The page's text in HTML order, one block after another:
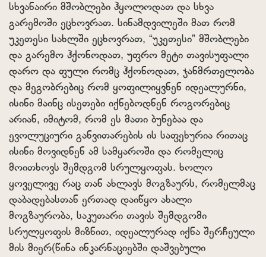
სხვანაირი მშობლები ჰყოლოდათ და სხვა
გარემოში ეცხოვრათ. სინამდვილეში მათ რომ
უკეთესი სახლში ეცხოვრათ, “უკეთესი” მშობლები
და გარემო ჰქონოდათ, უფრო მეტი თავისუფალი
დარო და ფული რომც ჰქონოდათ, ჯანმრთელობა
და მეგობრებიც რომ ყოფილიყვნენ იდეალურნი,
ისინი მაინც ისეთები იქნებოდნენ როგორებიც
არიან, იმიტომ, რომ ეს მათი ბუნებაა და
ევოლუციური განვითარების ის საფეხურია რითაც
ისინი მოვიდნენ ამ სამყაროში და რომელიც
მოითხოვს შემდგომ სრულყოფას. ხოლო
ყოველივე რაც თან ახლავს მოგზაურს, რომელმაც
დაბადებასთან ერთად დაიწყო ახალი
მოგზაურობა, საკუთარი თავის შემდგომი
სრულყოფის მიზნით, იდეალურად იქნა შერჩეული
მის მიერ(წინა ინკარნაციებში დაშვებული